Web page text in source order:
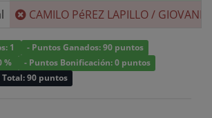
CAMILO PéREZ LAPILLO/
1
- Puntos Ganados: 90 puntos
%
- Puntos Bonificación: 0 puntos
90 puntos